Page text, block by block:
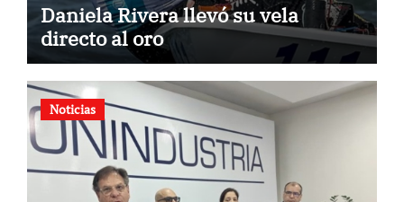
Daniela Rivera llevó su vela
directo al oro
Noticias